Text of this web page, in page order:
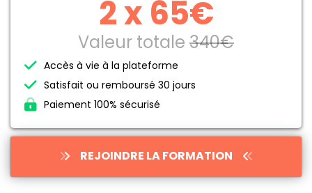
2 x 65€
Valeur totale 340€
Accès à vie à la plateforme
Satisfait ou remboursé 30 jours
Paiement 100% sécurisé
REJOINDRE LA FORMATION